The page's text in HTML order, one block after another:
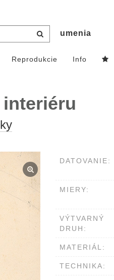
umenia
Reprodukcie Info
DATOVANIE:
MIERY:
VÝTVARNÝ
DRUH:
MATERIÁL:
TECHNIKA: